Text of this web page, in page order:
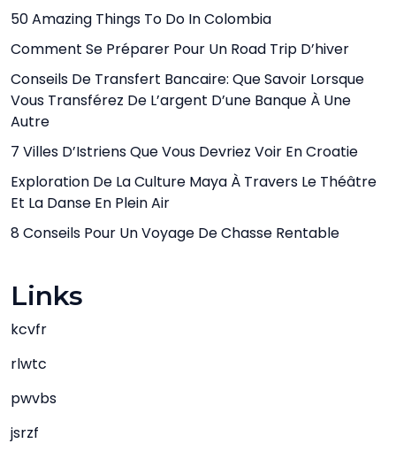
50 Amazing Things To Do In Colombia
Comment Se Préparer Pour Un Road Trip D’hiver
Conseils De Transfert Bancaire: Que Savoir Lorsque
Vous Transférez De L’argent D’une Banque À Une
Autre
7 Villes D’Istriens Que Vous Devriez Voir En Croatie
Exploration De La Culture Maya À Travers Le Théâtre
Et La Danse En Plein Air
8 Conseils Pour Un Voyage De Chasse Rentable
Links
kcvfr
rlwtc
pwvbs
jsrzf